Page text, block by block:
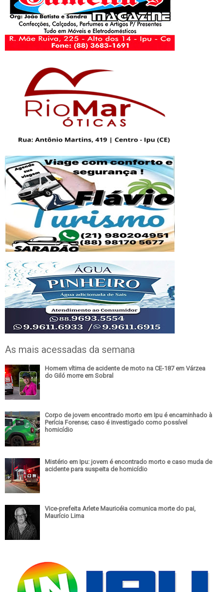
As mais acessadas da semana
Homem vítima de acidente de moto na CE-187 em Várzea
do Giló morre em Sobral
Corpo de jovem encontrado morto em Ipu é encaminhado à
Perícia Forense; caso é investigado como possível
homicídio
Mistério em Ipu: jovem é encontrado morto e caso muda de
acidente para suspeita de homicídio
Vice-prefeita Arlete Mauricéia comunica morte do pai,
Maurício Lima